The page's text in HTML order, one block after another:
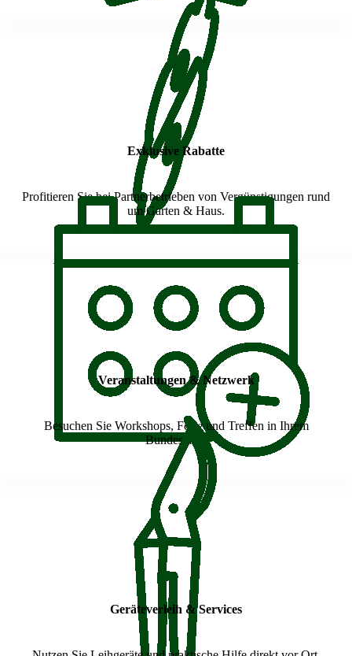
Exklusive Rabatte
Profitieren Sie bei Partnerbetrieben von Vergünstigungen rund
um Garten & Haus.
Veranstaltungen & Netzwerk
Besuchen Sie Workshops, Feste und Treffen in Ihrem
Bundesland.
Geräteverleih & Services